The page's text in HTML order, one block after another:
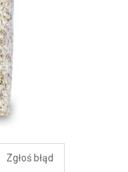
Zgłoś błąd